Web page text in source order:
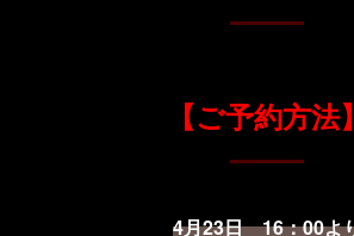
【ご予約方法】
4月23日 16：00よ